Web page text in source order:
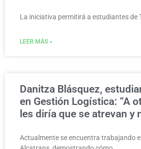
La iniciativa permitirá a estudiantes de
LEER MÁS »
Danitza Blásquez,
en Gestión Logística: “A
les diría que se atrevan y
Actualmente se encuentra trabajando